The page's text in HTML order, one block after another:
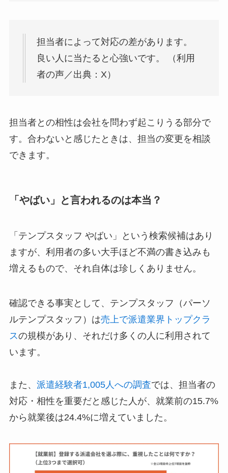
担当者によって対応の差があります。
良い人に当たると心強いです。 （利用
者の声／出典：X）
担当者との相性は会社を問わず起こりうる部分で
す。合わないと感じたときは、担当の変更を相談
できます。
「やばい」と言われるのは本当？
「テンプスタッフ やばい」という検索候補はあり
ますが、利用者の多い大手ほど不満の書き込みも
増えるもので、それ自体は珍しくありません。
確認できる事実として、テンプスタッフ（パーソ
ルテンプスタッフ）は売上で派遣業界トップクラ
スの規模があり、それだけ多くの人に利用されて
います。
また、 派遣経験者1,005人への調査では、担当者の
対応・相性を重要だと感じた人が、就業前の15.7%
から就業後は24.4%に増えていました。